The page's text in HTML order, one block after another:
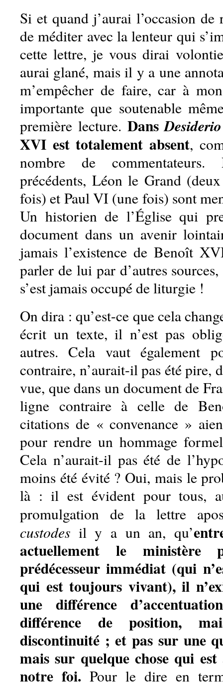
Si et quand j’aurai l’occasion
de méditer avec la lenteur qui
cette lettre, je vous dirai
aurai glané, mais il y a une
m’empêcher de faire, car à
importante que soutenable
première lecture. Dans
XVI est totalement absent,
nombre de
précédents, Léon le Grand
fois) et Paul VI (une fois) sont
Un historien de l’Église qui
document dans un avenir
jamais l’existence de Benoît
parler de lui par d’autres
s’est jamais occupé de liturgie !
On dira : qu’est-ce que cela
écrit un texte, il n’est pas
autres. Cela vaut également
contraire, n’aurait-il pas été pire,
vue, que dans un document de
ligne contraire à celle de
citations de « convenance »
pour rendre un hommage
Cela n’aurait-il pas été de
moins été évité ? Oui, mais le
là : il est évident pour tous,
promulgation de la lettre
custodes il y a un an, qu’
actuellement le ministère
prédécesseur immédiat (qui
qui est toujours vivant), il
une différence
différence de position,
discontinuité ; et pas sur une
mais sur quelque chose qui
notre foi. Pour le dire en